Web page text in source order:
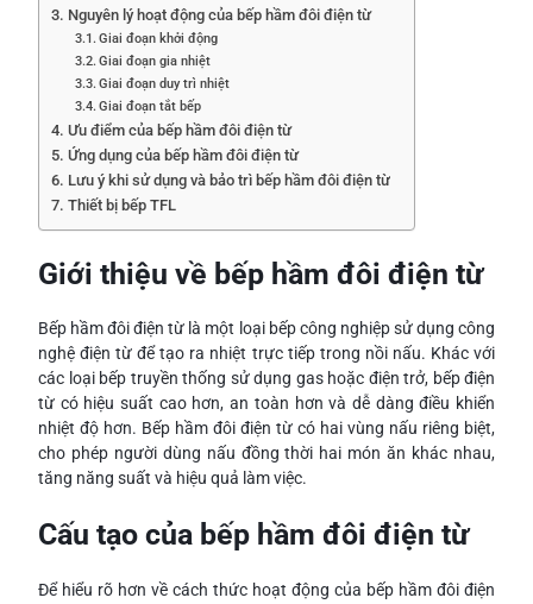
Nguyên lý hoạt động của bếp hầm đôi điện từ
Giai đoạn khởi động
Giai đoạn gia nhiệt
Giai đoạn duy trì nhiệt
Giai đoạn tắt bếp
Ưu điểm của bếp hầm đôi điện từ
Ứng dụng của bếp hầm đôi điện từ
Lưu ý khi sử dụng và bảo trì bếp hầm đôi điện từ
Thiết bị bếp TFL
Giới thiệu về bếp hầm đôi điện từ
Bếp hầm đôi điện từ là một loại bếp công nghiệp sử dụng công
nghệ điện từ để tạo ra nhiệt trực tiếp trong nồi nấu. Khác với
các loại bếp truyền thống sử dụng gas hoặc điện trở, bếp điện
từ có hiệu suất cao hơn, an toàn hơn và dễ dàng điều khiển
nhiệt độ hơn. Bếp hầm đôi điện từ có hai vùng nấu riêng biệt,
cho phép người dùng nấu đồng thời hai món ăn khác nhau,
tăng năng suất và hiệu quả làm việc.
Cấu tạo của bếp hầm đôi điện từ
Để hiểu rõ hơn về cách thức hoạt động của bếp hầm đôi điện